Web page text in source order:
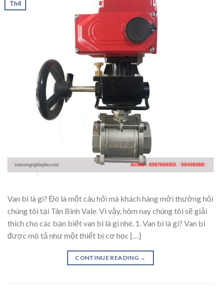
Th4
Van bi là gì? Đó là một câu hỏi mà khách hàng mới thường hỏi
chúng tôi tại Tân Binh Vale. Vì vậy, hôm nay chúng tôi sẽ giải
thích cho các bạn biết van bi là gì nhé. 1. Van bi là gì? Van bi
được mô tả như một thiết bị cơ học […]
CONTINUE READING →